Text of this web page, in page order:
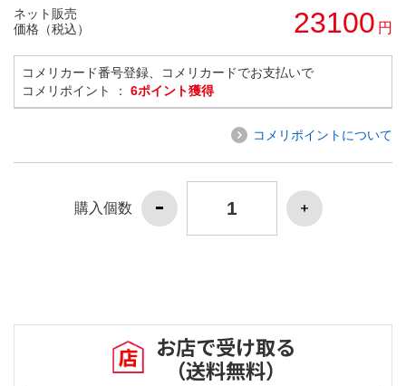
ネット販売
価格（税込）
23100 円
コメリカード番号登録、コメリカードでお支払いで
コメリポイント ： 6ポイント獲得
コメリポイントについて
購入個数
お店で受け取る
（送料無料）